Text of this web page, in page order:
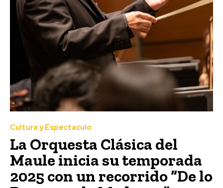
Cultura y Espectaculo
La Orquesta Clásica del
Maule inicia su temporada
2025 con un recorrido “De lo